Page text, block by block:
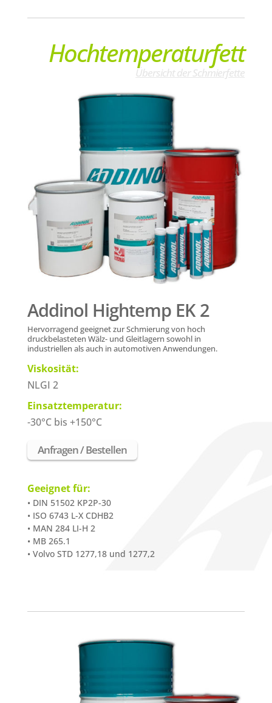
Hochtemperaturfett
Übersicht der Schmierfette
Addinol Hightemp EK 2
Hervorragend geeignet zur Schmierung von hoch
druckbelasteten Wälz- und Gleitlagern sowohl in
industriellen als auch in automotiven Anwendungen.
Viskosität:
NLGI 2
Einsatztemperatur:
-30°C bis +150°C
Anfragen / Bestellen
Geeignet für:
• DIN 51502 KP2P-30
• ISO 6743 L-X CDHB2
• MAN 284 LI-H 2
• MB 265.1
• Volvo STD 1277,18 und 1277,2